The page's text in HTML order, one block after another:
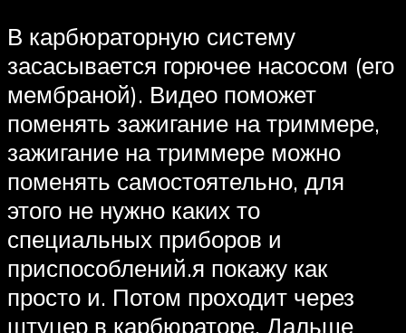
В карбюраторную систему
засасывается горючее насосом (его
мембраной). Видео поможет
поменять зажигание на триммере,
зажигание на триммере можно
поменять самостоятельно, для
этого не нужно каких то
специальных приборов и
приспособлений.я покажу как
просто и. Потом проходит через
штуцер в карбюраторе. Дальше